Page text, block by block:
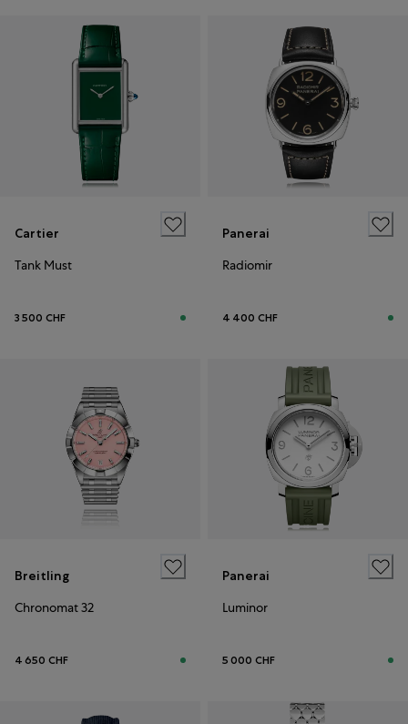
Cartier
Tank Must
3 500 CHF
Panerai
Radiomir
4 400 CHF
Breitling
Chronomat 32
4 650 CHF
Panerai
Luminor
5 000 CHF